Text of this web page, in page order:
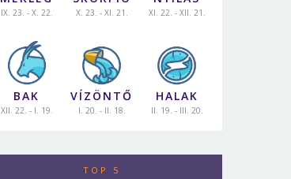
IX. 23. - X. 22. X. 23. - XI. 21. XI. 22. - XII. 21.
BAK
XII. 22. - I. 19.
VÍZÖNTŐ
I. 20. - II. 18.
HALAK
II. 19. - III. 20.
TOP 5